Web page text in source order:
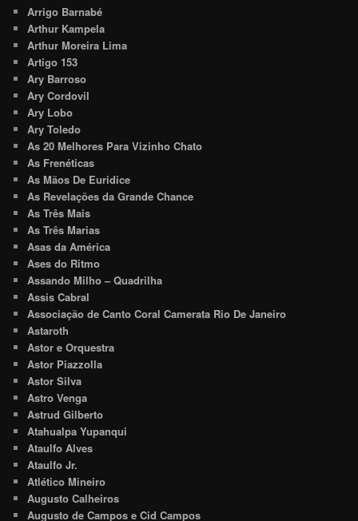
Arrigo Barnabé
Arthur Kampela
Arthur Moreira Lima
Artigo 153
Ary Barroso
Ary Cordovil
Ary Lobo
Ary Toledo
As 20 Melhores Para Vizinho Chato
As Frenéticas
As Mãos De Euridice
As Revelações da Grande Chance
As Três Mais
As Três Marias
Asas da América
Ases do Ritmo
Assando Milho – Quadrilha
Assis Cabral
Associação de Canto Coral Camerata Rio De Janeiro
Astaroth
Astor e Orquestra
Astor Piazzolla
Astor Silva
Astro Venga
Astrud Gilberto
Atahualpa Yupanqui
Ataulfo Alves
Ataulfo Jr.
Atlético Mineiro
Augusto Calheiros
Augusto de Campos e Cid Campos